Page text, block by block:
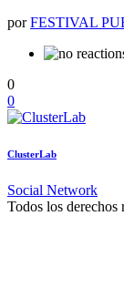
porFESTIVAL
0
0
ClusterLab
Social Network
Todos los derechos